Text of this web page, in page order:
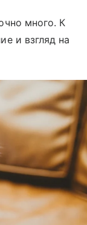
много. К
и взгляд на